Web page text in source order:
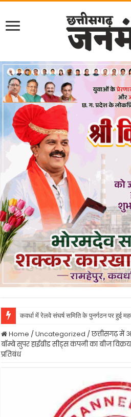
कवर्धा में रेलवे संघर्ष समिति के पुनर्गठन पर हुई
Home /Uncategorized /छत्तीसगढ़ में
बॉम्बे सुपर हाईब्रीड सीड्स कंपनी का बीज
प्रतिबंध